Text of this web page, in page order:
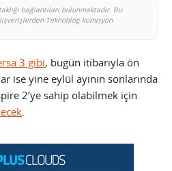
bağlantıları bulunmaktadır. Bu
Teknoblog komisyon
3 gibi, bugün itibarıyla ön
ise yine eylül ayının sonlarında
2’ye sahip olabilmek için